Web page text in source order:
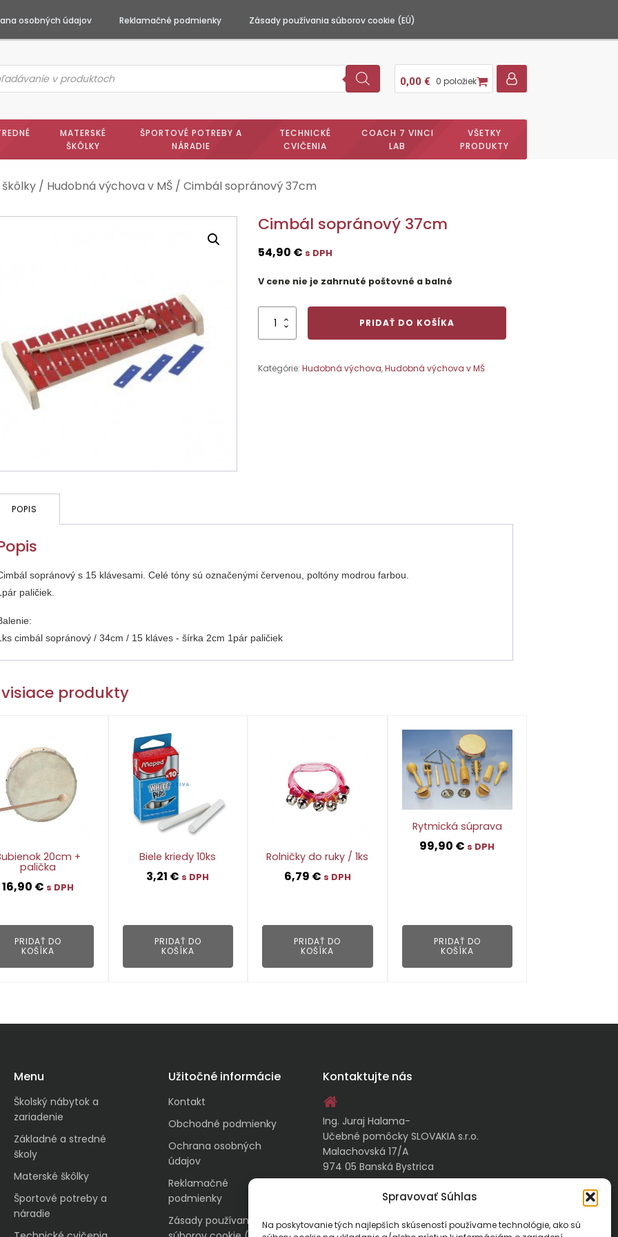
Spravovať Súhlas
Na poskytovanie tých najlepších skúseností používame technológie, ako sú
osobných údajov Reklamačné podmienky Zásady používania súborov cookie (EÚ)
0,00 € 0 položiek
MATERSKÉ
ŠKÔLKY
ŠPORTOVÉ POTREBY A
NÁRADIE
TECHNICKÉ
CVIČENIA
COACH 7 VINCI
LAB
VŠETKY
PRODUKTY
/ Hudobná výchova v MŠ / Cimbál sopránový 37cm
Cimbál sopránový 37cm
54,90 € s DPH
V cene nie je zahrnuté poštovné a balné
množstvo
Cimbál
PRIDAŤ DO KOŠÍKA
Kategórie:Hudobná výchova,Hudobná výchova v MŠ
POPIS
sopránový s 15 klávesami. Celé tóny sú označenými červenou, poltóny modrou farbou.
paličiek.
cimbál sopránový / 34cm / 15 kláves - šírka 2cm 1pár paličiek
produkty
20cm +
palička
16,90 € s DPH
PRIDAŤ DO
KOŠÍKA
Biele kriedy 10ks
3,21 € s DPH
PRIDAŤ DO
KOŠÍKA
Rolničky do ruky / 1ks
6,79 € s DPH
PRIDAŤ DO
KOŠÍKA
Rytmická súprava
99,90 € s DPH
PRIDAŤ DO
KOŠÍKA
Menu
Školský nábytok a
zariadenie
Základné a stredné
školy
Materské škôlky
Športové potreby a
náradie
Užitočné informácie
Kontakt
Obchodné podmienky
Ochrana osobných
údajov
Reklamačné
podmienky
Zásady používania
Kontaktujte nás
Ing. Juraj Halama-
Učebné pomôcky SLOVAKIA s.r.o.
Malachovská 17/A
974 05 Banská Bystrica
kontakt@ucebnepomockyslovakia.sk